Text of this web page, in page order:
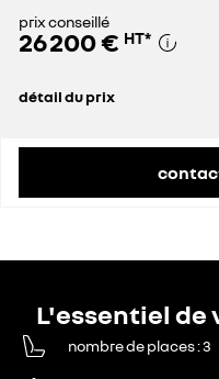
prix conseillé
26 200 € HT*
détail du prix
L'essentiel de
nombre de places 3